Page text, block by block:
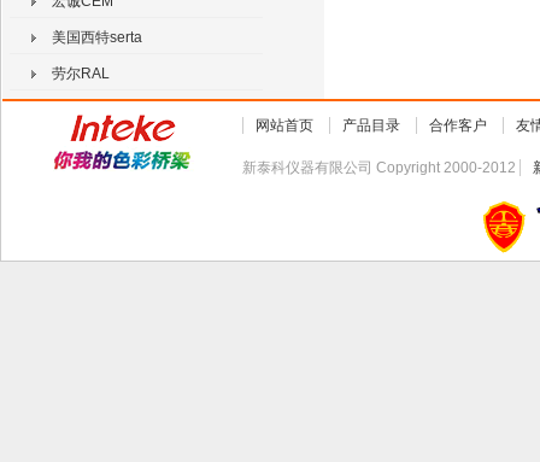
美国西特serta
劳尔RAL
网站首页 产品目录 合作客户 友
新泰科仪器有限公司 Copyright 2000-2012